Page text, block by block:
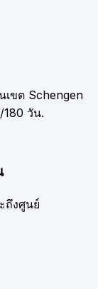
เขต Schengen
วัน.
ถึงศูนย์